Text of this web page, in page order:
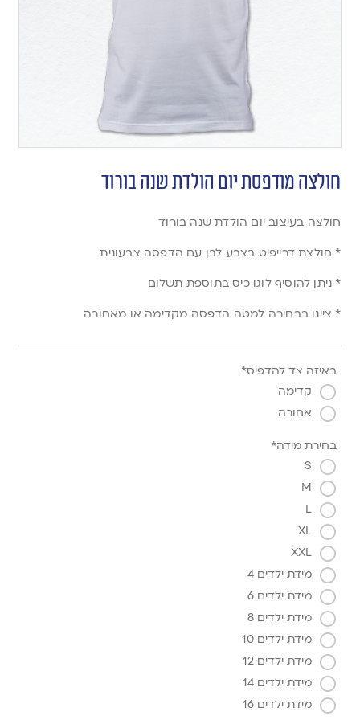
חולצה מודפסת יום הולדת שנה בורוד
חולצה בעיצוב יום הולדת שנה בורוד
* חולצת דרייפיט בצבע לבן עם הדפסה צבעונית
* ניתן להוסיף לוגו כיס בתוספת תשלום
* ציינו בבחירה למטה הדפסה מקדימה או מאחורה
באיזה צד להדפיס*
קדימה
אחורה
בחירת מידה*
S
M
L
XL
XXL
מידת ילדים 4
מידת ילדים 6
מידת ילדים 8
מידת ילדים 10
מידת ילדים 12
מידת ילדים 14
מידת ילדים 16